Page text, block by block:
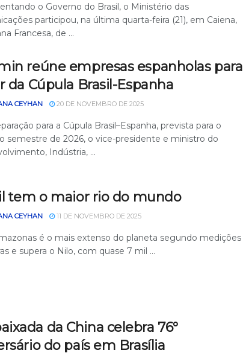
o Governo do Brasil, o Ministério das
participou, na última quarta-feira (21), em Caiena,
Francesa, de ...
reúne empresas espanholas para
da Cúpula Brasil-Espanha
CEYHAN 20 DE NOVEMBRO DE 2025
para a Cúpula Brasil–Espanha, prevista para o
semestre de 2026, o vice-presidente e ministro do
Indústria, ...
tem o maior rio do mundo
CEYHAN 11 DE NOVEMBRO DE 2025
é o mais extenso do planeta segundo medições
e supera o Nilo, com quase 7 mil ...
da China celebra 76º
do país em Brasília